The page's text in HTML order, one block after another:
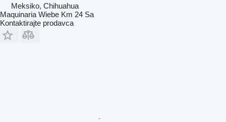
Meksiko, Chihuahua
Maquinaria Wiebe Km 24 Sa
Kontaktirajte prodavca